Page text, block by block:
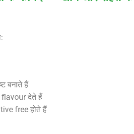
बनाते हैं
देते हैं
free होते हैं